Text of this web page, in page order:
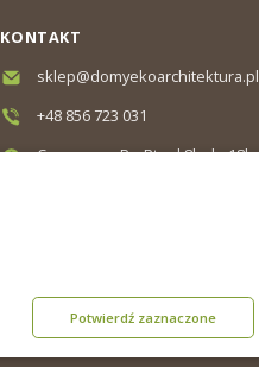
KONTAKT
sklep@domyekoarchitektura.pl
+48 856 723 031
Czas pracy: Pn-Pt od 8h do 18h
Potwierdź zaznaczone